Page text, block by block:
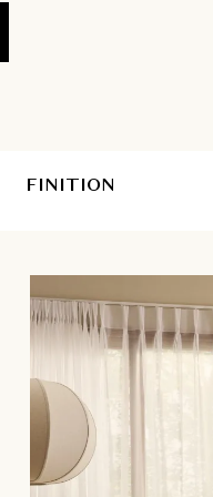
FINITION